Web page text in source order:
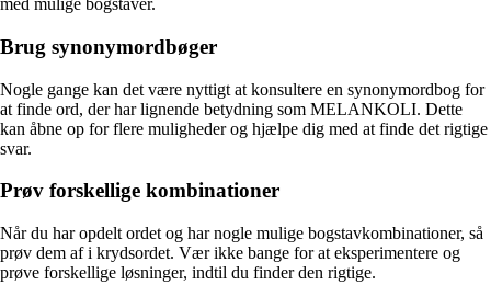
med mulige bogstaver.
Brug synonymordbøger
Nogle gange kan det være nyttigt at konsultere en synonymordbog for
at finde ord, der har lignende betydning som MELANKOLI. Dette
kan åbne op for flere muligheder og hjælpe dig med at finde det rigtige
svar.
Prøv forskellige kombinationer
Når du har opdelt ordet og har nogle mulige bogstavkombinationer, så
prøv dem af i krydsordet. Vær ikke bange for at eksperimentere og
prøve forskellige løsninger, indtil du finder den rigtige.